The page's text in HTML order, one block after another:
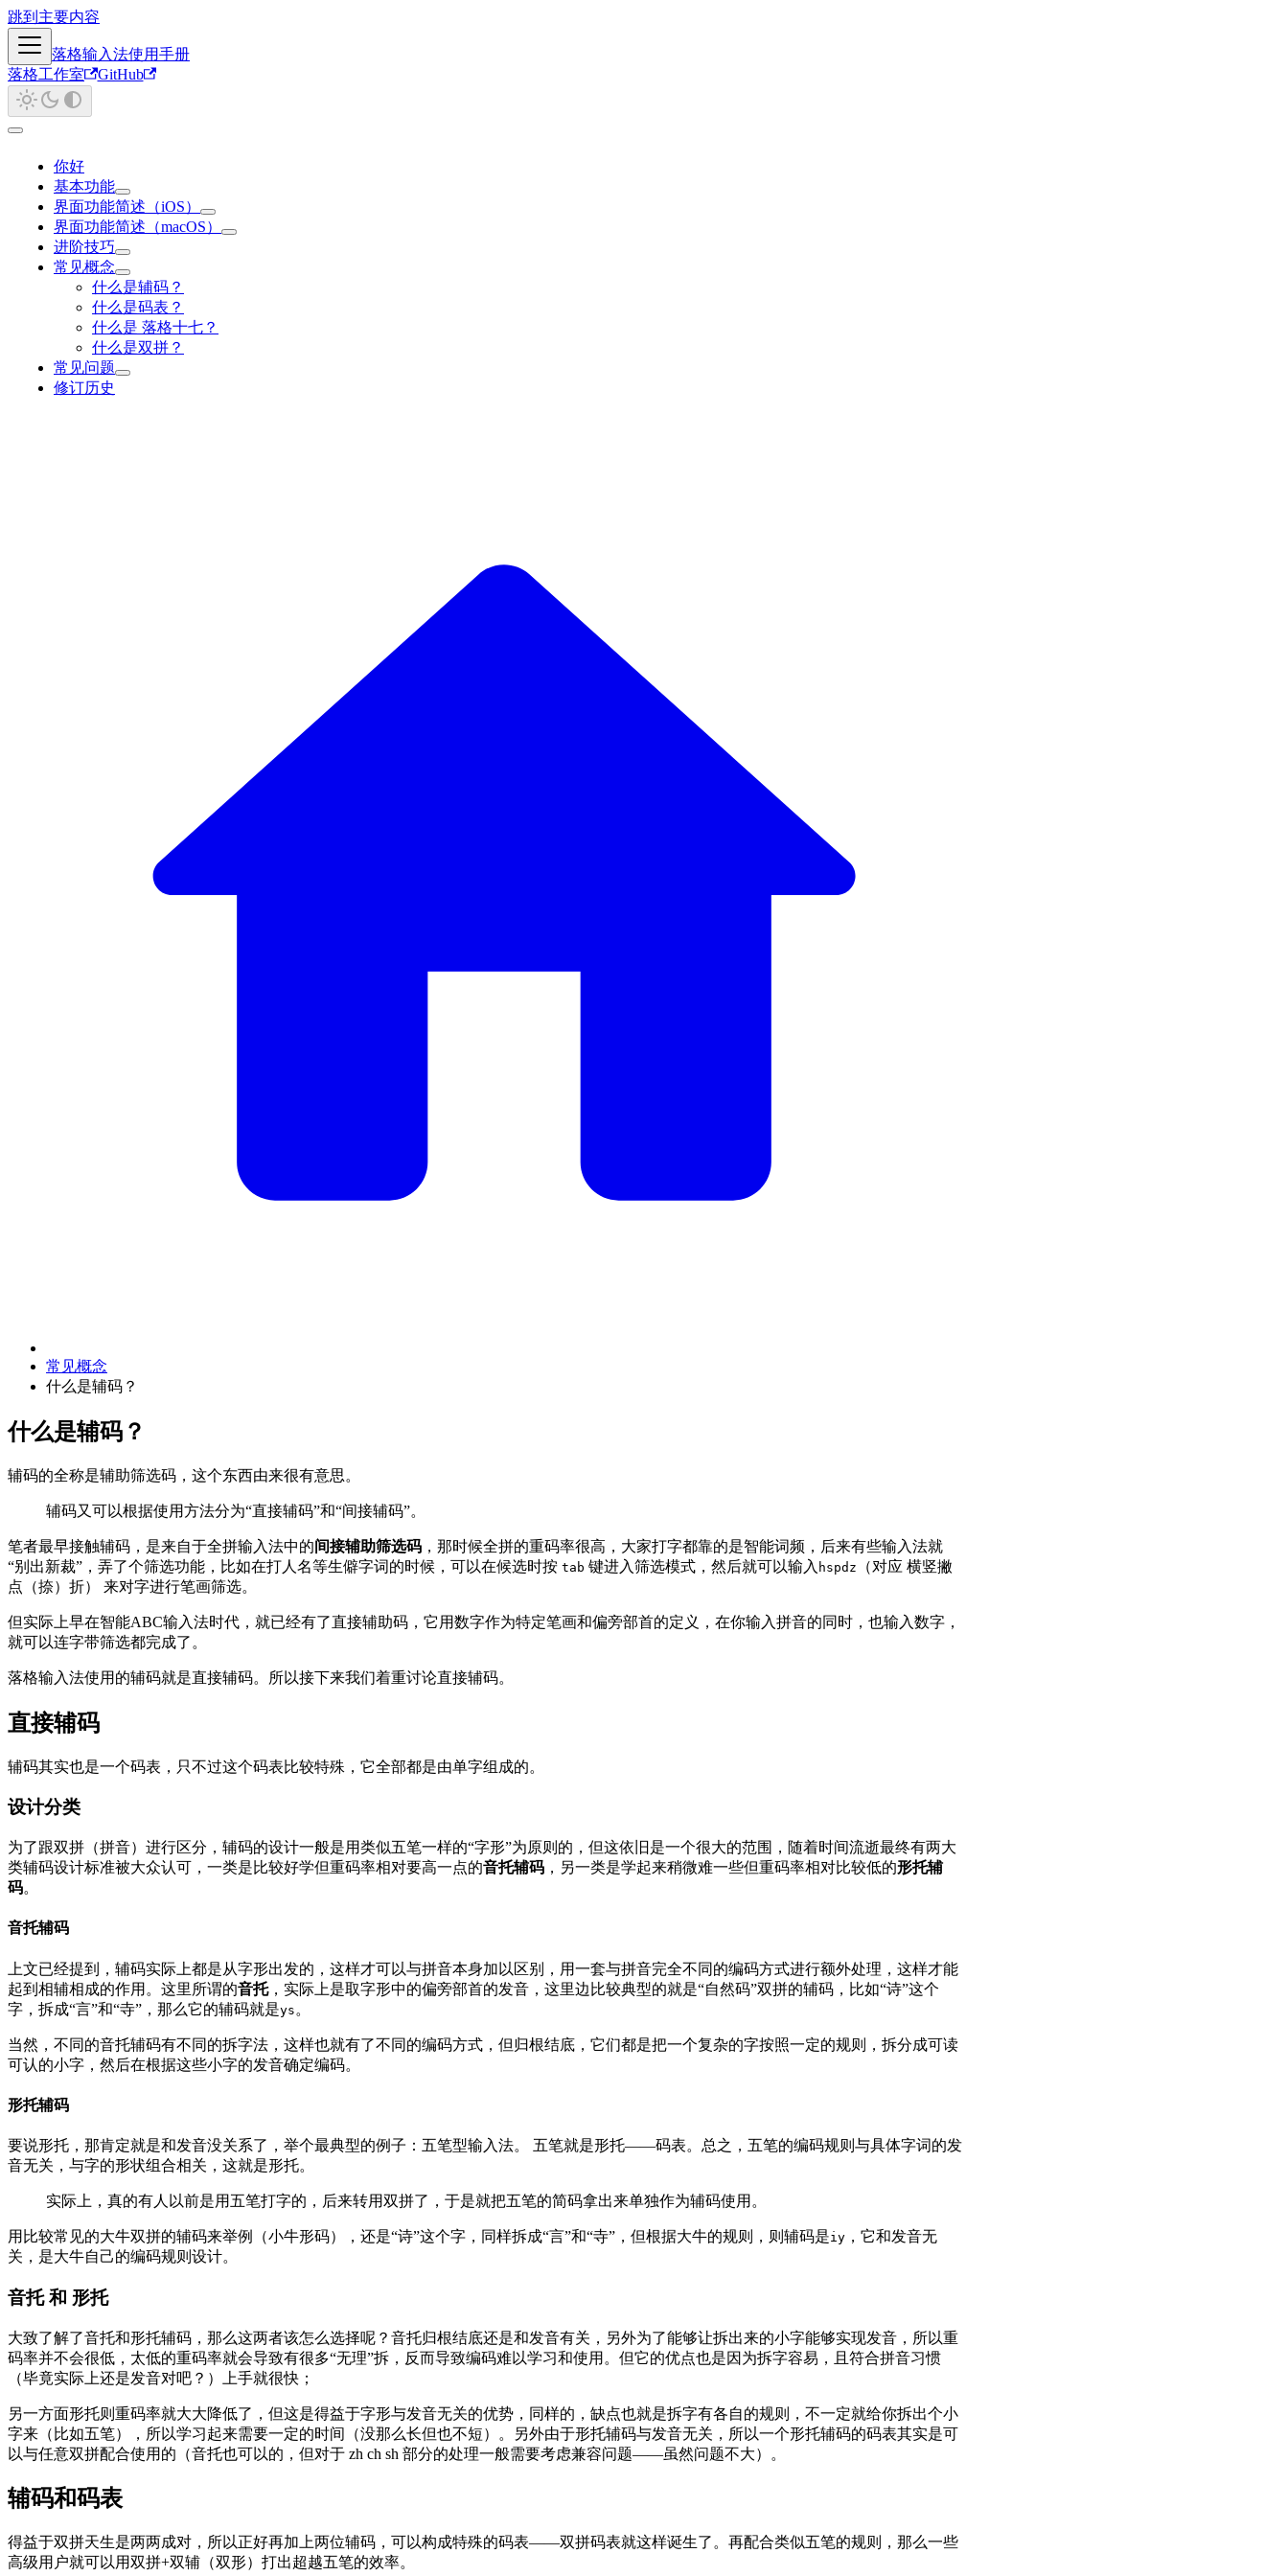
跳到主要内容
落格输入法使用手册
落格工作室
GitHub
你好
基本功能
界面功能简述（iOS）
界面功能简述（macOS）
进阶技巧
常见概念
什么是辅码？
什么是码表？
什么是 落格十七？
什么是双拼？
常见问题
修订历史
常见概念
什么是辅码？
什么是辅码？
辅码的全称是辅助筛选码，这个东西由来很有意思。
辅码又可以根据使用方法分为“直接辅码”和“间接辅码”。
笔者最早接触辅码，是来自于全拼输入法中的间接辅助筛选码 ，那时候全拼的重码率很高，大家打字都靠的是智能词频，后来有些输入法就
“别出新裁”，弄了个筛选功能，比如在打人名等生僻字词的时候，可以在候选时按 tab 键进入筛选模式，然后就可以输入 hspdz
（对应 横竖撇
点（捺）折） 来对字进行笔画筛选。
但实际上早在智能ABC输入法时代，就已经有了直接辅助码，它用数字作为特定笔画和偏旁部首的定义，在你输入拼音的同时，也输入数字，
就可以连字带筛选都完成了。
落格输入法使用的辅码就是直接辅码。所以接下来我们着重讨论直接辅码。
直接辅码
辅码其实也是一个码表，只不过这个码表比较特殊，它全部都是由单字组成的。
设计分类
为了跟双拼（拼音）进行区分，辅码的设计一般是用类似五笔一样的“字形”为原则的，但这依旧是一个很大的范围，随着时间流逝最终有两大
类辅码设计标准被大众认可，一类是比较好学但重码率相对要高一点的音托辅码 ，另一类是学起来稍微难一些但重码率相对比较低的形托辅
码。
音托辅码
上文已经提到，辅码实际上都是从字形出发的，这样才可以与拼音本身加以区别，用一套与拼音完全不同的编码方式进行额外处理，这样才能
起到相辅相成的作用。这里所谓的音托，实际上是取字形中的偏旁部首的发音，这里边比较典型的就是“自然码”双拼的辅码，比如“诗”这个
字，拆成“言”和“寺”，那么它的辅码就是ys 。
当然，不同的音托辅码有不同的拆字法，这样也就有了不同的编码方式，但归根结底，它们都是把一个复杂的字按照一定的规则，拆分成可读
可认的小字，然后在根据这些小字的发音确定编码。
形托辅码
要说形托，那肯定就是和发音没关系了，举个最典型的例子：五笔型输入法。 五笔就是形托——码表。总之，五笔的编码规则与具体字词的发
音无关，与字的形状组合相关，这就是形托。
实际上，真的有人以前是用五笔打字的，后来转用双拼了，于是就把五笔的简码拿出来单独作为辅码使用。
用比较常见的大牛双拼的辅码来举例（小牛形码），还是“诗”这个字，同样拆成“言”和“寺”，但根据大牛的规则，则辅码是iy ，它和发音无
关，是大牛自己的编码规则设计。
音托 和 形托
大致了解了音托和形托辅码，那么这两者该怎么选择呢？音托归根结底还是和发音有关，另外为了能够让拆出来的小字能够实现发音，所以重
码率并不会很低，太低的重码率就会导致有很多“无理”拆，反而导致编码难以学习和使用。但它的优点也是因为拆字容易，且符合拼音习惯
（毕竟实际上还是发音对吧？）上手就很快；
另一方面形托则重码率就大大降低了，但这是得益于字形与发音无关的优势，同样的，缺点也就是拆字有各自的规则，不一定就给你拆出个小
字来（比如五笔），所以学习起来需要一定的时间（没那么长但也不短）。另外由于形托辅码与发音无关，所以一个形托辅码的码表其实是可
以与任意双拼配合使用的（音托也可以的，但对于 zh ch sh 部分的处理一般需要考虑兼容问题——虽然问题不大）。
辅码和码表
得益于双拼天生是两两成对，所以正好再加上两位辅码，可以构成特殊的码表——双拼码表就这样诞生了。再配合类似五笔的规则，那么一些
高级用户就可以用双拼+双辅（双形）打出超越五笔的效率。